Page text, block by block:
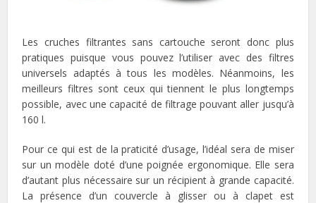
Les cruches filtrantes sans cartouche seront donc plus
pratiques puisque vous pouvez l’utiliser avec des filtres
universels adaptés à tous les modèles. Néanmoins, les
meilleurs filtres sont ceux qui tiennent le plus longtemps
possible, avec une capacité de filtrage pouvant aller jusqu’à
160 l.
Pour ce qui est de la praticité d’usage, l’idéal sera de miser
sur un modèle doté d’une poignée ergonomique. Elle sera
d’autant plus nécessaire sur un récipient à grande capacité.
La présence d’un couvercle à glisser ou à clapet est